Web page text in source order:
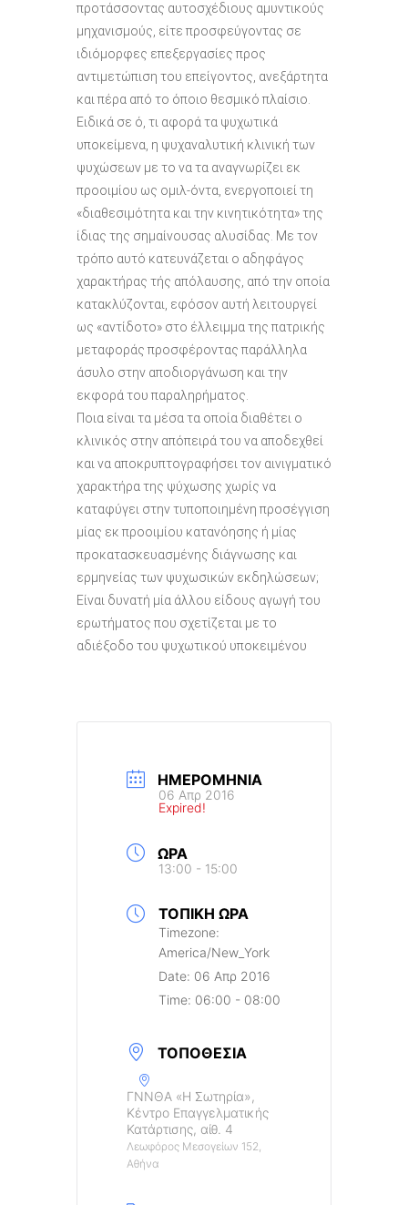
προτάσσοντας αυτοσχέδιους αμυντικούς
μηχανισμούς, είτε προσφεύγοντας σε
ιδιόμορφες επεξεργασίες προς
αντιμετώπιση του επείγοντος, ανεξάρτητα
και πέρα από το όποιο θεσμικό πλαίσιο.
Ειδικά σε ό, τι αφορά τα ψυχωτικά
υποκείμενα, η ψυχαναλυτική κλινική των
ψυχώσεων με το να τα αναγνωρίζει εκ
προοιμίου ως ομιλ-όντα, ενεργοποιεί τη
«διαθεσιμότητα και την κινητικότητα» της
ίδιας της σημαίνουσας αλυσίδας. Με τον
τρόπο αυτό κατευνάζεται ο αδηφάγος
χαρακτήρας τής απόλαυσης, από την οποία
κατακλύζονται, εφόσον αυτή λειτουργεί
ως «αντίδοτο» στο έλλειμμα της πατρικής
μεταφοράς προσφέροντας παράλληλα
άσυλο στην αποδιοργάνωση και την
εκφορά του παραληρήματος.
Ποια είναι τα μέσα τα οποία διαθέτει ο
κλινικός στην απόπειρά του να αποδεχθεί
και να αποκρυπτογραφήσει τον αινιγματικό
χαρακτήρα της ψύχωσης χωρίς να
καταφύγει στην τυποποιημένη προσέγγιση
μίας εκ προοιμίου κατανόησης ή μίας
προκατασκευασμένης διάγνωσης και
ερμηνείας των ψυχωσικών εκδηλώσεων;
Είναι δυνατή μία άλλου είδους αγωγή του
ερωτήματος που σχετίζεται με το
αδιέξοδο του ψυχωτικού υποκειμένου
ΗΜΕΡΟΜΗΝΊΑ
06 Απρ 2016
Expired!
ΏΡΑ
13:00 - 15:00
ΤΟΠΙΚΉ ΏΡΑ
Timezone:
America/New_York
Date: 06 Απρ 2016
Time: 06:00 - 08:00
ΤΟΠΟΘΕΣΊΑ
ΓΝΝΘΑ «Η Σωτηρία»,
Κέντρο Επαγγελματικής
Κατάρτισης, αίθ. 4
Λεωφόρος Μεσογείων 152,
Αθήνα